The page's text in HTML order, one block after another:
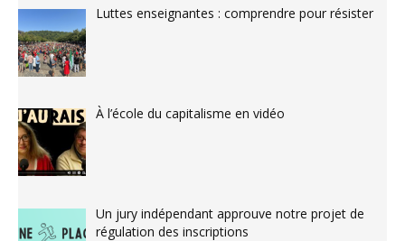
Luttes enseignantes : comprendre pour résister
À l’école du capitalisme en vidéo
Un jury indépendant approuve notre projet de
régulation des inscriptions